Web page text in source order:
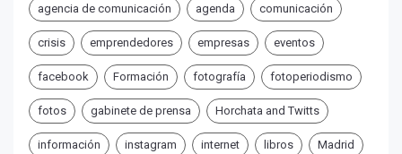
agencia de comunicación agenda comunicación
crisis emprendedores empresas eventos
facebook Formación fotografía fotoperiodismo
fotos gabinete de prensa Horchata and Twitts
información instagram internet libros Madrid